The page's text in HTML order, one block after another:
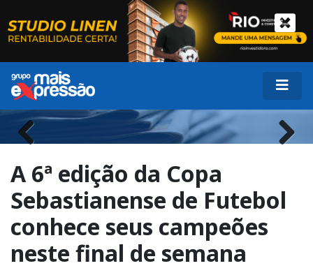
Previous
A 6ª edição da Copa
Sebastianense de Futebol
conhece seus campeões
neste final de semana